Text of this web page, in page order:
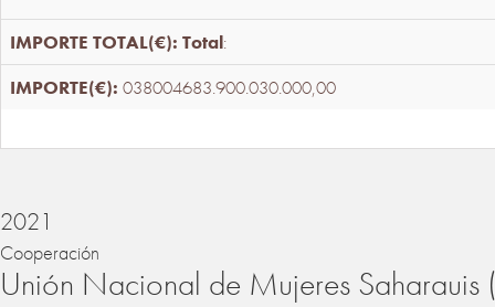
Total:
038004683.900.030.000,00
2021
Cooperación
Unión Nacional de Mujeres